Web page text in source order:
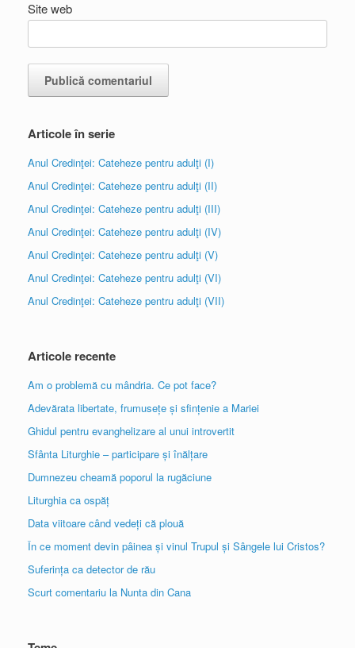
Site web
Articole în serie
Anul Credinţei: Cateheze pentru adulţi (I)
Anul Credinţei: Cateheze pentru adulţi (II)
Anul Credinţei: Cateheze pentru adulţi (III)
Anul Credinţei: Cateheze pentru adulţi (IV)
Anul Credinţei: Cateheze pentru adulţi (V)
Anul Credinţei: Cateheze pentru adulţi (VI)
Anul Credinţei: Cateheze pentru adulţi (VII)
Articole recente
Am o problemă cu mândria. Ce pot face?
Adevărata libertate, frumusețe și sfințenie a Mariei
Ghidul pentru evanghelizare al unui introvertit
Sfânta Liturghie – participare și înălțare
Dumnezeu cheamă poporul la rugăciune
Liturghia ca ospăț
Data viitoare când vedeți că plouă
În ce moment devin pâinea și vinul Trupul și Sângele lui Cristos?
Suferința ca detector de rău
Scurt comentariu la Nunta din Cana